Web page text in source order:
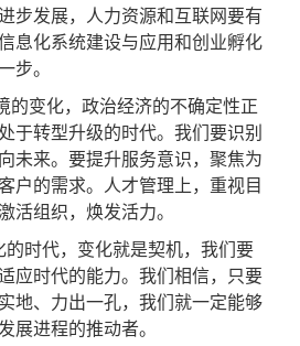
步发展，人力资源和互联网要有
息化系统建设与应用和创业孵化
步。
的变化， 政治经济的不确定性正
于转型升级的时代。我们 要识别
未来。 要提升服务意识，聚焦为
户的需求。 人才管理上， 重视目
活组织，焕发活力。
的时代，变化就是契机，我们要
应时代的能力。我们 相信，只要
地、 力出一孔，我们就一定能够
展进程的推动者。